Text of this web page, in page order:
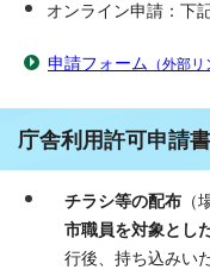
オンライン申請：下
申請フォーム （外部リ
庁舎利用許可申請書
チラシ等の配布 （
市職員を対象とし
行後、持ち込みい